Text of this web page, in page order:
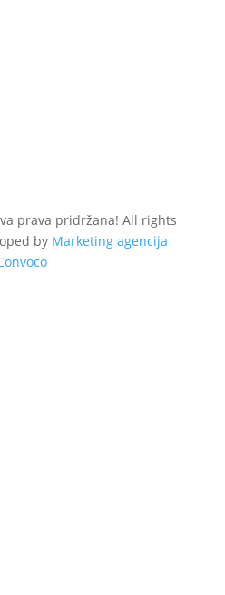
prava pridržana! All rights
by Marketing agencija